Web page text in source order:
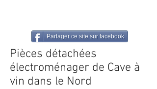
Partager ce site sur facebook
Pièces détachées
électroménager de Cave à
vin dans le Nord